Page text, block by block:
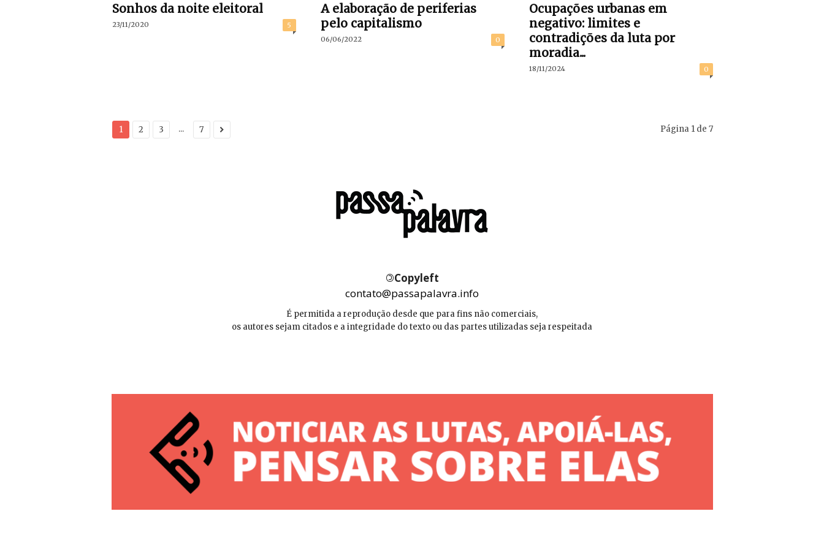
Sonhos da noite eleitoral
23/11/2020 5
A elaboração de periferias
pelo capitalismo
06/06/2022 0
Ocupações urbanas em
negativo: limites e
contradições da luta por
moradia...
18/11/2024 0
1 2 3 ... 7 Página 1 de 7
©Copyleft
contato@passapalavra.info
É permitida a reprodução desde que para fins não comerciais,
os autores sejam citados e a integridade do texto ou das partes utilizadas seja respeitada